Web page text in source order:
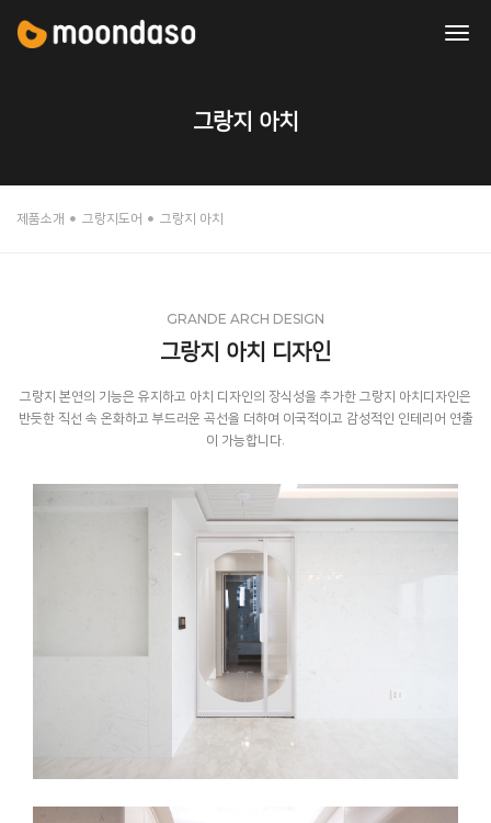
그랑지 아치
제품소개 그랑지도어 그랑지 아치
GRANDE ARCH DESIGN
그랑지 아치 디자인
그랑지 본연의 기능은 유지하고 아치 디자인의 장식성을 추가한 그랑지 아치디자인은
반듯한 직선 속 온화하고 부드러운 곡선을 더하여 이국적이고 감성적인 인테리어 연출
이 가능합니다.